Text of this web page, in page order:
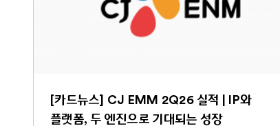
[카드뉴스] CJ EMM 2Q26 실적 | IP와
플랫폼, 두 엔진으로 기대되는 성장